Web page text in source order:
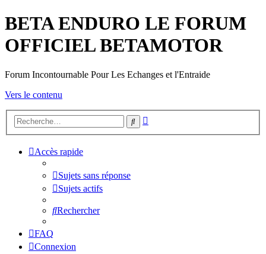
BETA ENDURO LE FORUM
OFFICIEL BETAMOTOR
Forum Incontournable Pour Les Echanges et l'Entraide
Vers le contenu
Rechercher
Accès rapide
Sujets sans réponse
Sujets actifs
Rechercher
FAQ
Connexion